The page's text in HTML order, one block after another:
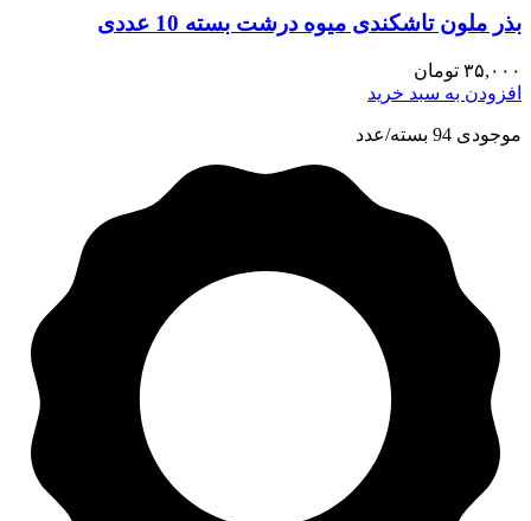
بذر ملون تاشکندی میوه درشت بسته 10 عددی
۳۵,۰۰۰ تومان
افزودن به سبد خرید
موجودی 94 بسته/عدد